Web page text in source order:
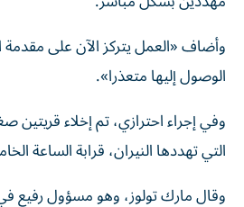
وأضاف «العمل يتركز الآن على مقدمة
الوصول إليها متعذرا».
وفي إجراء احترازي، تم إخلاء قريتين
التي تهددها النيران، قرابة الساعة
وقال مارك تولوز، وهو مسؤول رفيع